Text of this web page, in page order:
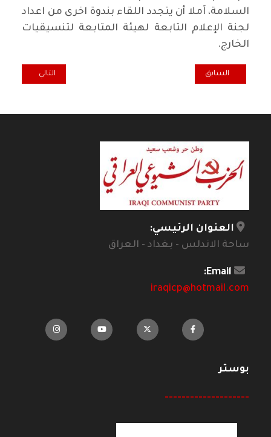
السلامة، آملا أن يتجدد اللقاء بندوة اخرى من اعداد
لجنة الإعلام التابعة لهيئة المتابعة لتنسيقيات
الخارج.
المقال السابق: انتشار النفايات ينذر بخطر كبير على البيئة والصحة
السابق المقال التالي:
التالي
العنوان الرئيسي:
ساحة الاندلس - بغداد - العراق
Email:
iraqicp@hotmail.com
بوستر
--------------------